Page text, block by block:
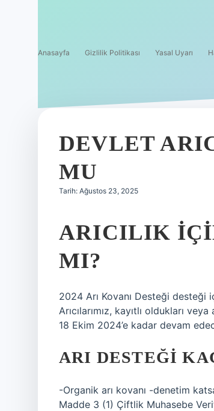
Anasayfa Gizlilik Politikası Yasal Uyarı
DEVLET
MU
Tarih: Ağustos 23, 2025
ARICILIK
MI?
2024 Arı Kovanı Desteği desteği
Arıcılarımız, kayıtlı oldukları
18 Ekim 2024’e kadar devam
ARI DESTEĞI
-Organik arı kovanı -denetim
Madde 3 (1) Çiftlik Muhasebe